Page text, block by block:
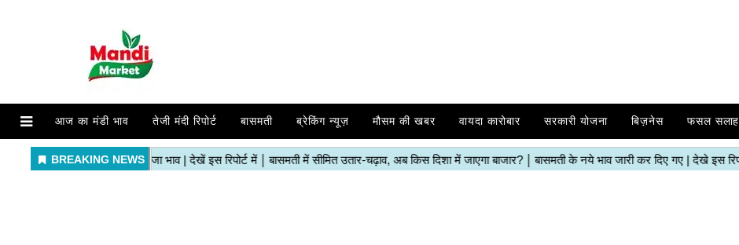
आज का मंडी भाव तेजी मंदी रिपोर्ट बासमती ब्रेकिंग न्यूज़ मौसम की खबर वायदा कारोबार सरकारी योजना बिज़नेस फसल सलाह